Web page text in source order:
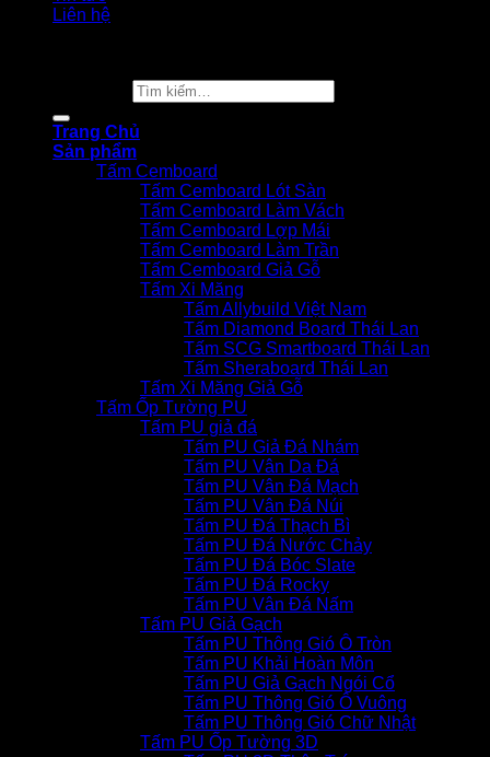
Liên hệ
Trang Chủ
Sản phẩm
Tấm Cemboard
Tấm Cemboard Lót Sàn
Tấm Cemboard Làm Vách
Tấm Cemboard Lợp Mái
Tấm Cemboard Làm Trần
Tấm Cemboard Giả Gỗ
Tấm Xi Măng
Tấm Allybuild Việt Nam
Tấm Diamond Board Thái Lan
Tấm SCG Smartboard Thái Lan
Tấm Sheraboard Thái Lan
Tấm Xi Măng Giả Gỗ
Tấm Ốp Tường PU
Tấm PU giả đá
Tấm PU Giả Đá Nhám
Tấm PU Vân Da Đá
Tấm PU Vân Đá Mạch
Tấm PU Vân Đá Núi
Tấm PU Đá Thạch Bì
Tấm PU Đá Nước Chảy
Tấm PU Đá Bóc Slate
Tấm PU Đá Rocky
Tấm PU Vân Đá Nấm
Tấm PU Giả Gạch
Tấm PU Thông Gió Ô Tròn
Tấm PU Khải Hoàn Môn
Tấm PU Giả Gạch Ngói Cổ
Tấm PU Thông Gió Ô Vuông
Tấm PU Thông Gió Chữ Nhật
Tấm PU Ốp Tường 3D